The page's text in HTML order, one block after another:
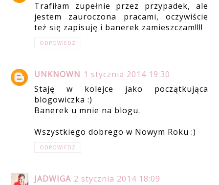
Trafiłam zupełnie przez przypadek, ale
jestem zauroczona pracami, oczywiście
też się zapisuję i banerek zamieszczam!!!!
ODPOWIEDZ
UNKNOWN 1 stycznia 2014 19:30
Staję w kolejce jako początkująca
blogowiczka :)
Banerek u mnie na blogu.
Wszystkiego dobrego w Nowym Roku :)
ODPOWIEDZ
JADWIGA 2 stycznia 2014 18:09